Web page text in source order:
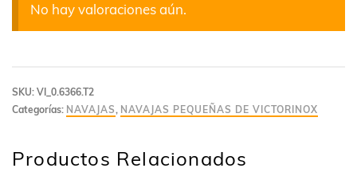
No hay valoraciones aún.
SKU: VI_0.6366.T2
Categorías: NAVAJAS, NAVAJAS PEQUEÑAS DE VICTORINOX
Productos Relacionados